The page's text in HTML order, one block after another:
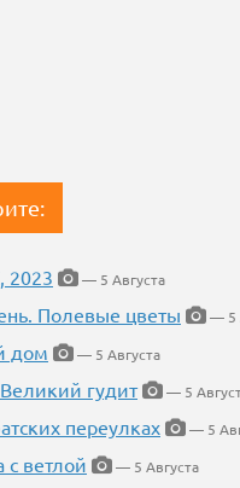
2023
— 5 Августа
Полевые цветы
— 5
дом
— 5 Августа
гудит
— 5
переулках
— 5
с ветлой
— 5 Августа